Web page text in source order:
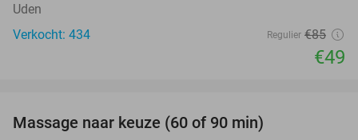
Uden
Verkocht: 434
Regulier €85
€49
Massage naar keuze (60 of 90 min)